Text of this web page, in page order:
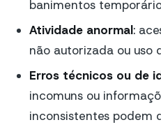
banimentos
Atividade anormal:
não autorizada ou uso
Erros técnicos ou de
incomuns ou
inconsistentes podem